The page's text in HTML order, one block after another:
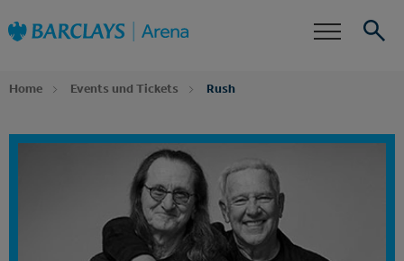
Startseite
Barrierefreiheit
Home Events und Tickets Rush
Dein Event Alarm
Abonniere jetzt unseren Newsletter und erfahre
zuerst, wenn für Rush Tickets, Zusatztermine oder
neue Ticketkontingente verfügbar sind.